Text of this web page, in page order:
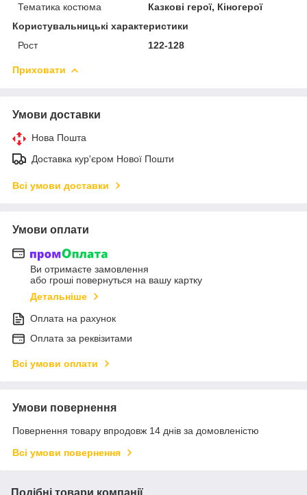
Тематика костюма
Казкові герої, Кіногерої
Користувальницькі характеристики
Рост
122-128
Приховати
Умови доставки
Нова Пошта
Доставка кур'єром Нової Пошти
Всі умови доставки
Умови оплати
Ви отримаєте замовлення
або гроші повернуться на вашу картку
Детальніше
Оплата на рахунок
Оплата за реквізитами
Всі умови оплати
Умови повернення
Повернення товару впродовж 14 днів за домовленістю
Всі умови повернення